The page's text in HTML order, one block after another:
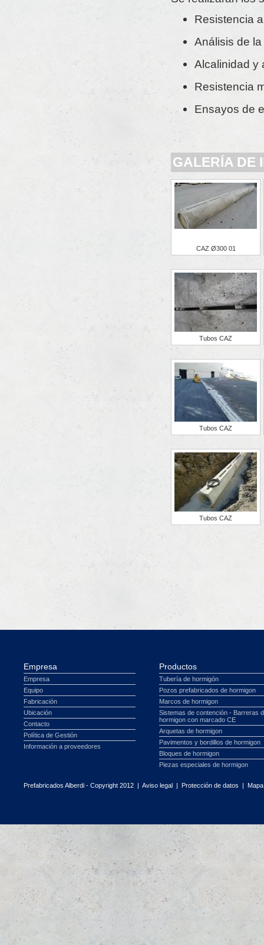
Resistencia
Análisis de
Alcalinidad y
Resistencia
Ensayos de
GALERÍA DE
CAZ Ø300 01
Tubos CAZ
Tubos CAZ
Tubos CAZ
Empresa
Empresa
Equipo
Fabricación
Ubicación
Contacto
Política de Gestión
Información a proveedores
Productos
Tubería de hormigón
Pozos prefabricados de hormigon
Marcos de hormigon
Sistemas de contención - Barreras
hormigon con marcado CE
Arquetas de hormigon
Pavimentos y bordillos de hormigon
Bloques de hormigon
Piezas especiales de hormigon
Prefabricados Alberdi - Copyright 2012 | Aviso legal | Protección de datos |